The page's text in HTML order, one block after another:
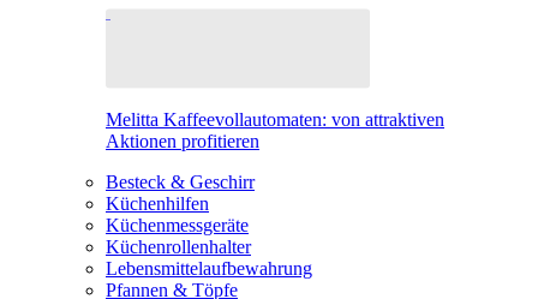
Melitta Kaffeevollautomaten: von attraktiven
Aktionen profitieren
Besteck & Geschirr
Küchenhilfen
Küchenmessgeräte
Küchenrollenhalter
Lebensmittelaufbewahrung
Pfannen & Töpfe